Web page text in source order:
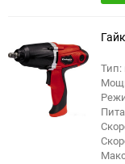
Тип: